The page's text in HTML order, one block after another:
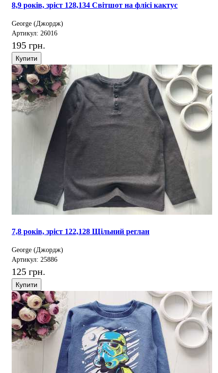
8,9 років, зріст 128,134 Світшот на флісі кактус
George (Джордж)
Артикул: 26016
195 грн.
Купити
7,8 років, зріст 122,128 Щільний реглан
George (Джордж)
Артикул: 25886
125 грн.
Купити